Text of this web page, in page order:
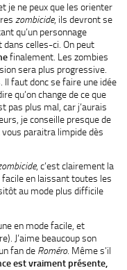
je ne peux que les orienter
zombicide, ils devront se
qu’un personnage
celles-ci. On peut
finalement. Les zombies
sera plus progressive.
faut donc se faire une idée
qu’on change de ce que
pas plus mal, car j’aurais
je conseille presque de
paraitra limpide dès
, c’est clairement la
en laissant toutes les
au mode plus difficile
en mode facile, et
J’aime beaucoup son
fan de Roméro. Même s’il
est vraiment présente,